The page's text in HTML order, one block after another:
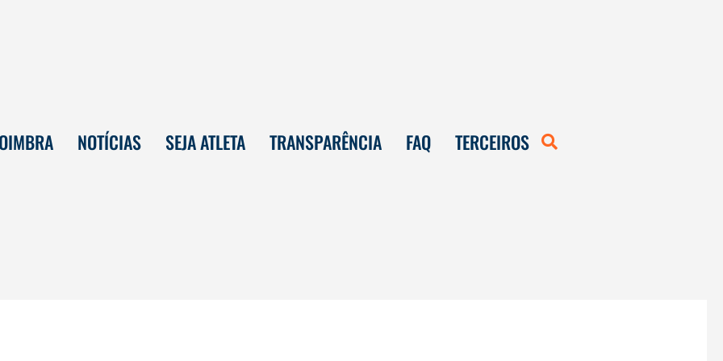
NOTÍCIAS SEJA ATLETA TRANSPARÊNCIA FAQ TERCEIROS